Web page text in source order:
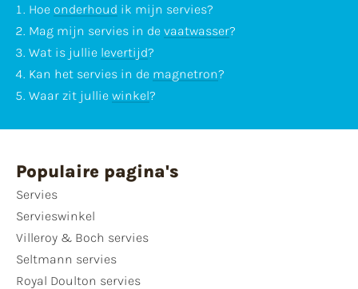
Hoe onderhoud ik mijn servies?
Mag mijn servies in de vaatwasser?
Wat is jullie levertijd?
Kan het servies in de magnetron?
Waar zit jullie winkel?
Populaire pagina's
Servies
Servieswinkel
Villeroy & Boch servies
Seltmann servies
Royal Doulton servies